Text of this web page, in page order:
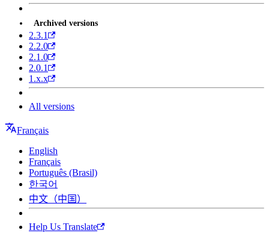
Archived versions
2.3.1
2.2.0
2.1.0
2.0.1
1.x.x
All versions
Français
English
Français
Português (Brasil)
한국어
中文（中国）
Help Us Translate